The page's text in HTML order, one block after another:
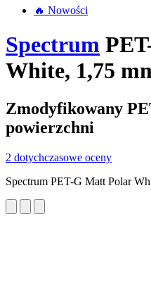
🔥 Nowości
Spectrum
White, 1,75
Zmodyfikowany
powierzchni
2 dotychczasowe oceny
Spectrum PET-G Matt Polar